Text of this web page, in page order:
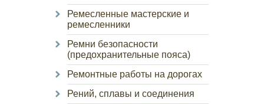
Ремесленные мастерские и
ремесленники
Ремни безопасности
(предохранительные пояса)
Ремонтные работы на дорогах
Рений, сплавы и соединения